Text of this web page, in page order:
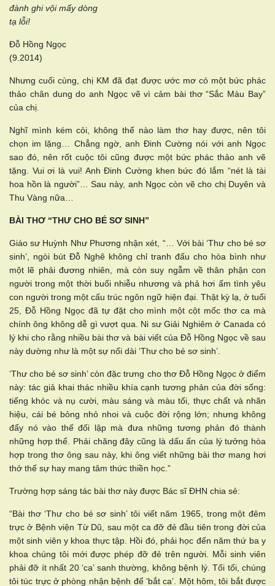
đành ghi vội mấy dòng
tạ lỗi!
Đỗ Hồng Ngọc
(9.2014)
Nhưng cuối cùng, chị KM đã đạt được ước mơ có một bức phác
thảo chân dung do anh Ngọc vẽ vì cảm bài thơ “Sắc Màu Bay”
của chị.
Nghĩ mình kém cỏi, không thể nào làm thơ hay được, nên tôi
chọn im lặng… Chẳng ngờ, anh Đinh Cường nói với anh Ngọc
sao đó, nên rốt cuộc tôi cũng được một bức phác thảo anh vẽ
tặng. Vui ơi là vui! Anh Đinh Cường khen bức đó lắm “nét là tài
hoa hồn là người”… Sau này, anh Ngọc còn vẽ cho chị Duyên và
Thu Vàng nữa…
BÀI THƠ “THƯ CHO BÉ SƠ SINH”
Giáo sư Huỳnh Như Phương nhận xét, “… Với bài ‘Thư cho bé sơ
sinh’, ngòi bút Đỗ Nghê không chỉ tranh đấu cho hòa bình như
một lẽ phải đương nhiên, mà còn suy ngẫm về thân phận con
người trong một thời buổi nhiễu nhương và phả hơi ấm tình yêu
con người trong một cấu trúc ngôn ngữ hiện đại. Thật kỳ lạ, ở tuổi
25, Đỗ Hồng Ngọc đã tự đặt cho mình một cột mốc thơ ca mà
chính ông không dễ gì vượt qua. Ni sư Giải Nghiêm ở Canada có
lý khi cho rằng nhiều bài thơ và bài viết của Đỗ Hồng Ngọc về sau
này dường như là một sự nối dài ‘Thư cho bé sơ sinh’.
‘Thư cho bé sơ sinh’ còn đặc trưng cho thơ Đỗ Hồng Ngọc ở điểm
này: tác giả khai thác nhiều khía cạnh tương phản của đời sống:
tiếng khóc và nụ cười, màu sáng và màu tối, thực chất và nhãn
hiệu, cái bé bỏng nhỏ nhoi và cuộc đời rộng lớn; nhưng không
đẩy nó vào thế đối lập mà đưa những tương phản đó thành
những hợp thể. Phải chăng đây cũng là dấu ấn của lý tưởng hòa
hợp trong thơ ông sau này, khi ông viết những bài thơ mang hơi
thở thế sự hay mang tâm thức thiền học.”
Trường hợp sáng tác bài thơ này được Bác sĩ ĐHN chia sẻ:
“Bài thơ ‘Thư cho bé sơ sinh’ tôi viết năm 1965, trong một đêm
trực ở Bệnh viện Từ Dũ, sau một ca đỡ đẻ đầu tiên trong đời của
một sinh viên y khoa thực tập. Hồi đó, phải học đến năm thứ ba y
khoa chúng tôi mới được phép đỡ đẻ trên người. Mỗi sinh viên
phải đỡ ít nhất 20 ‘ca’ sanh thường, không bệnh lý. Tối tối, chúng
tôi túc trực ở phòng nhận bệnh để ‘bắt ca’. Một hôm, tôi bắt được